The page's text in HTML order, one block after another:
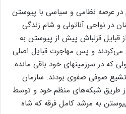
عرصه نظامی و سیاسی با پیوستن
در نواحی آناتولی و شام زندگی
قبایل قزلباش پیش از پیوستن به
می‌کردند و پس مهاجرت قبایل اصلی
که در سرزمینهای خود باقی مانده
تشیع صوفی صفوی بودند. سازمان
طریق شبکه‌های منظم خود و توسط
به مرشد کامل فرقه که شاه